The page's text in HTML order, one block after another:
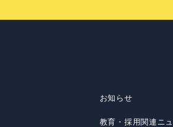
お知らせ
教育・採用関連ニ